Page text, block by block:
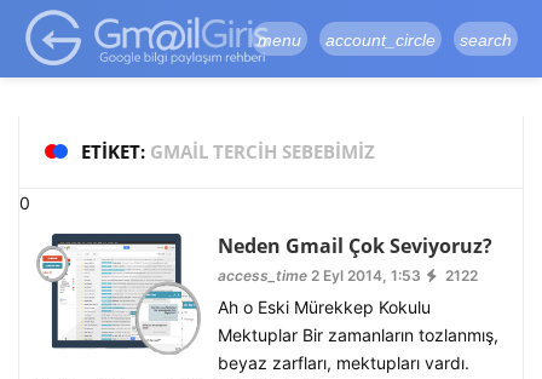
google-site-
verification=vqSI0upH550kabR5X8xpjMYieaXmuBueYgCJBW3uetM
menu account_circle search
ETIKET: GMAIL TERCIH SEBEBIMIZ
0
Neden Gmail Çok Seviyoruz?
access_time2 Eyl 2014, 1:53 2122
Ah o Eski Mürekkep Kokulu
Mektuplar Bir zamanların tozlanmış,
beyaz zarfları, mektupları vardı.